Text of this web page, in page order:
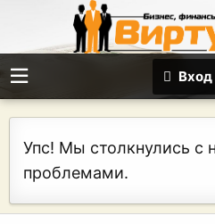
Вход
Упс! Мы столкнулись с
проблемами.